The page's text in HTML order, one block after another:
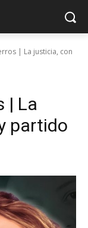
| La justicia, con
| La
partido